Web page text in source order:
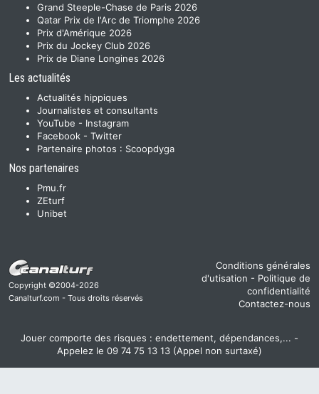
Grand Steeple-Chase de Paris 2026
Qatar Prix de l'Arc de Triomphe 2026
Prix d'Amérique 2026
Prix du Jockey Club 2026
Prix de Diane Longines 2026
Les actualités
Actualités hippiques
Journalistes et consultants
YouTube - Instagram
Facebook - Twitter
Partenaire photos : Scoopdyga
Nos partenaires
Pmu.fr
ZEturf
Unibet
Copyright ©2004-2026
Canalturf.com - Tous droits réservés
Conditions générales
d'utisation - Politique de
confidentialité
Contactez-nous
Jouer comporte des risques : endettement, dépendances,... -
Appelez le 09 74 75 13 13 (Appel non surtaxé)